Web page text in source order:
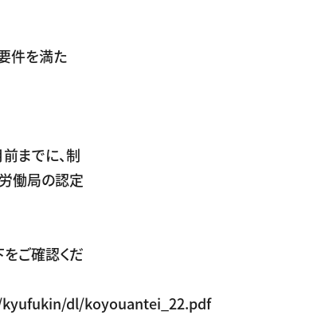
件を満た
までに、制
働局の認定
ご確認くだ
dl/koyouantei_22.pdf